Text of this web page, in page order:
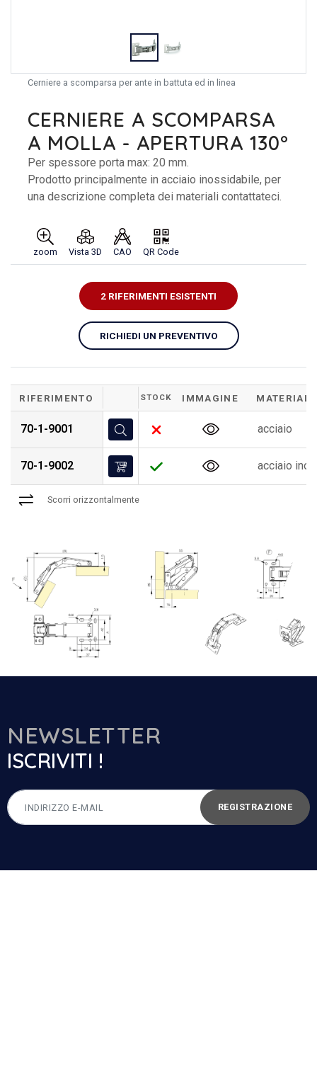
Cerniere a scomparsa per ante in battuta ed in linea
CERNIERE A SCOMPARSA
A MOLLA - APERTURA 130°
Per spessore porta max: 20 mm.
Prodotto principalmente in acciaio inossidabile, per
una descrizione completa dei materiali contattateci.
zoom Vista 3D CAO QR Code
2 RIFERIMENTI ESISTENTI
RICHIEDI UN PREVENTIVO
RIFERIMENTO STOCK IMMAGINE MATERIALE
70-1-9001 acciaio
70-1-9002 acciaio
Scorri orizzontalmente
NEWSLETTER
ISCRIVITI !
REGISTRAZIONE